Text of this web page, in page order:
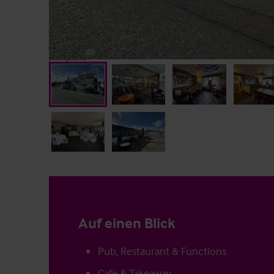
Auf einen Blick
Pub, Restaurant & Functions